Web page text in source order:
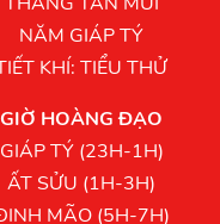
NĂM GIÁP TÝ
KHÍ: TIỂU THỬ
GIỜ HOÀNG ĐẠO
GIÁP TÝ (23H-1H)
ẤT SỬU (1H-3H)
MÃO (5H-7H)